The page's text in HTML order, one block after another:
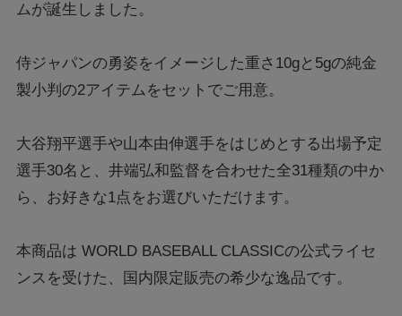
ムが誕生しました。
侍ジャパンの勇姿をイメージした重さ10gと5gの純金
製小判の2アイテムをセットでご用意。
大谷翔平選手や山本由伸選手をはじめとする出場予定
選手30名と、井端弘和監督を合わせた全31種類の中か
ら、お好きな1点をお選びいただけます。
本商品は WORLD BASEBALL CLASSICの公式ライセ
ンスを受けた、国内限定販売の希少な逸品です。